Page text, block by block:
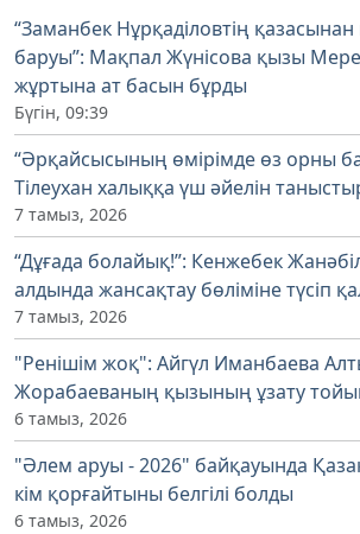
“Заманбек Нұрқаділовтің қазасынан
баруы”: Мақпал Жүнісова қызы
жұртына ат басын бұрды
Бүгін, 09:39
“Әрқайсысының өмірімде өз орны
Тілеухан халыққа үш әйелін
7 тамыз, 2026
“Дұғада болайық!”: Кенжебек
алдында жансақтау бөліміне түсіп
7 тамыз, 2026
"Ренішім жоқ": Айгүл Иманбаева
Жорабаеваның қызының ұзату
6 тамыз, 2026
"Әлем аруы - 2026" байқауында
кім қорғайтыны белгілі болды
6 тамыз, 2026